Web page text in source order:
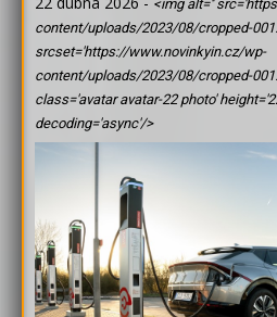
<img alt=''
content/uploads/2023/08/cropped-
srcset='https://www.novinkyin.cz/wp-
content/uploads/2023/08/cropped-
class='avatar avatar-22 photo'
decoding='async'/>